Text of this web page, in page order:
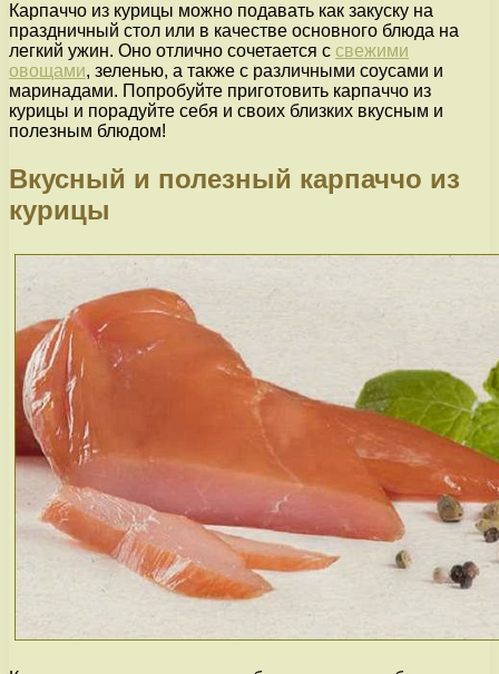
Карпаччо из курицы можно подавать как закуску на
праздничный стол или в качестве основного блюда на
легкий ужин. Оно отлично сочетается с свежими
овощами, зеленью, а также с различными соусами и
маринадами. Попробуйте приготовить карпаччо из
курицы и порадуйте себя и своих близких вкусным и
полезным блюдом!
Вкусный и полезный карпаччо из
курицы